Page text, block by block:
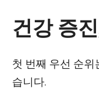
건강 증
첫 번째 우선 순
습니다.